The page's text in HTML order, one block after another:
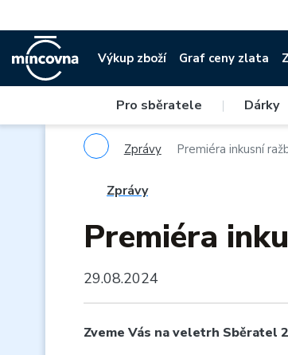
Výkup zboží Graf ceny zlata
Pro sběratele | Dárky
Zprávy Premiéra inkusní
Zprávy
Premiéra
29.08.2024
Zveme Vás na veletrh Sběratel